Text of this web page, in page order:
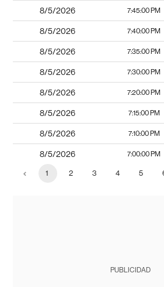
8/5/2026 7:45:00 PM
8/5/2026 7:40:00 PM
8/5/2026 7:35:00 PM
8/5/2026 7:30:00 PM
8/5/2026 7:20:00 PM
8/5/2026 7:15:00 PM
8/5/2026 7:10:00 PM
8/5/2026 7:00:00 PM
1 2 3 4 5
PUBLICIDAD